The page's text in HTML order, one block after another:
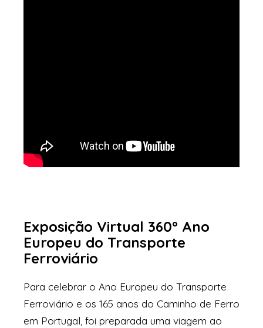
Exposição Virtual 360º Ano
Europeu do Transporte
Ferroviário
Para celebrar o Ano Europeu do Transporte
Ferroviário e os 165 anos do Caminho de Ferro
em Portugal, foi preparada uma viagem ao